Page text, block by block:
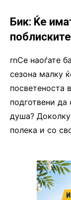
Бик: Ќе
поблиските
rnСе наоѓате
сезона малку
посветеноста
подготвени да
душа?
полека и со